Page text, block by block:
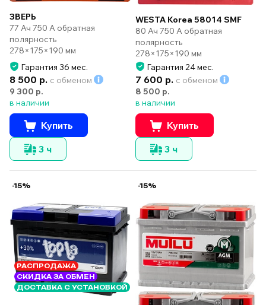
ЗВЕРЬ
77 Ач 750 А обратная
полярность
278×175×190 мм
Гарантия 36 мес.
8 500 р. с обменом
9 300 р.
в наличии
Купить
3 ч
WESTA Korea 58014 SMF
80 Ач 750 А обратная
полярность
278×175×190 мм
Гарантия 24 мес.
7 600 р. с обменом
8 500 р.
в наличии
Купить
3 ч
-15%
РАСПРОДАЖА
СКИДКА ЗА ОБМЕН
ДОСТАВКА С УСТАНОВКОЙ
-15%